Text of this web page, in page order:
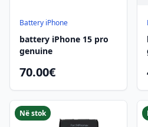
Battery iPhone
battery iPhone 15 pro
genuine
70.00€
Në stok